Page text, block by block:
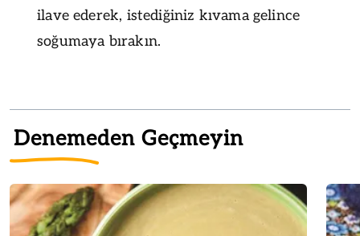
ilave ederek, istediğiniz kıvama gelince
soğumaya bırakın.
Denemeden Geçmeyin